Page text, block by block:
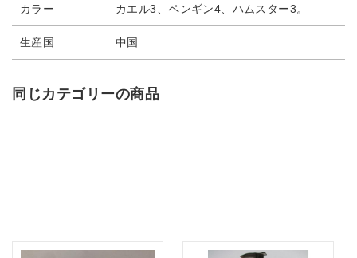
カラー カエル3、ペンギン4、ハムスター3。
生産国 中国
同じカテゴリーの商品